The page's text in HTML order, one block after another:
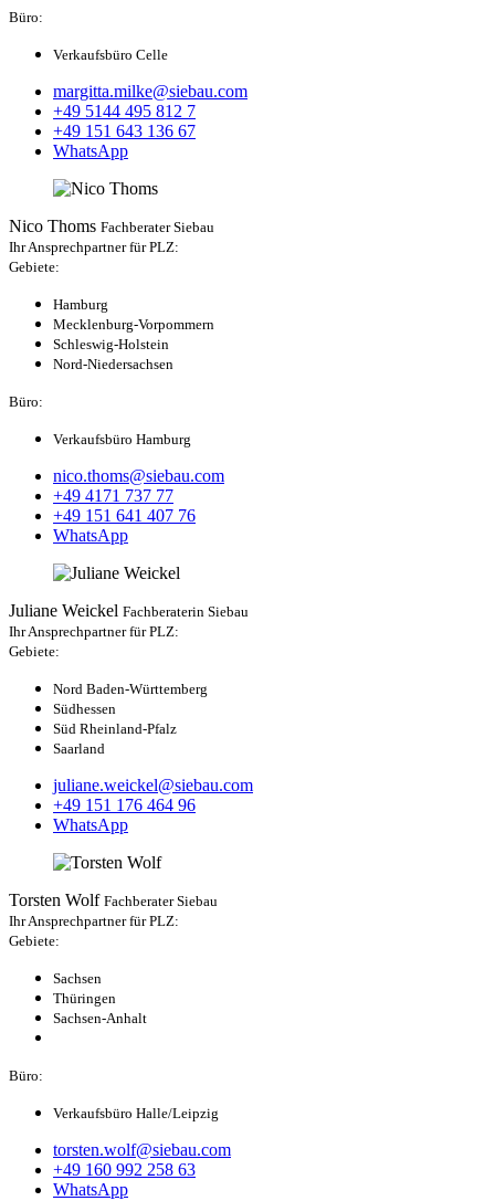
Büro:
Verkaufsbüro Celle
margitta.milke@siebau.com
+49 5144 495 812 7
+49 151 643 136 67
WhatsApp
Nico Thoms Fachberater Siebau
Ihr Ansprechpartner für PLZ:
Gebiete:
Hamburg
Mecklenburg-Vorpommern
Schleswig-Holstein
Nord-Niedersachsen
Büro:
Verkaufsbüro Hamburg
nico.thoms@siebau.com
+49 4171 737 77
+49 151 641 407 76
WhatsApp
Juliane Weickel Fachberaterin Siebau
Ihr Ansprechpartner für PLZ:
Gebiete:
Nord Baden-Württemberg
Südhessen
Süd Rheinland-Pfalz
Saarland
juliane.weickel@siebau.com
+49 151 176 464 96
WhatsApp
Torsten Wolf Fachberater Siebau
Ihr Ansprechpartner für PLZ:
Gebiete:
Sachsen
Thüringen
Sachsen-Anhalt
Büro:
Verkaufsbüro Halle/Leipzig
torsten.wolf@siebau.com
+49 160 992 258 63
WhatsApp